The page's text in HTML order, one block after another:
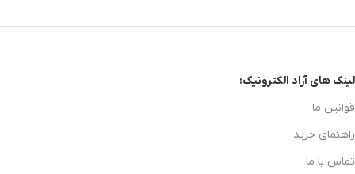
لینک های آراد الکترونیک:
قوانین ما
راهنمای خرید
تماس با ما